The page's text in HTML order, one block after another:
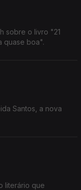
sobre o livro "21
quase boa".
Santos, a nova
literário que